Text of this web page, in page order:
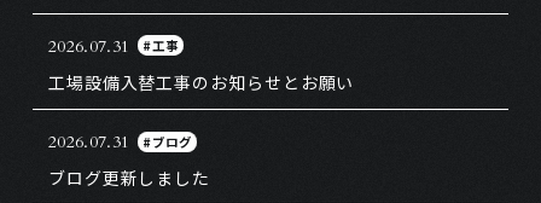
2026.07.31 #工事
工場設備入替工事のお知らせとお願い
2026.07.31 #ブログ
ブログ更新しました